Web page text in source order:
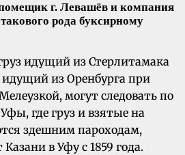
г. Левашёв и компания
рода буксирному
идущий из Стерлитамака
идущий из Оренбурга при
могут следовать по
где груз и взятые на
здешним пароходам,
в Уфу с 1859 года.